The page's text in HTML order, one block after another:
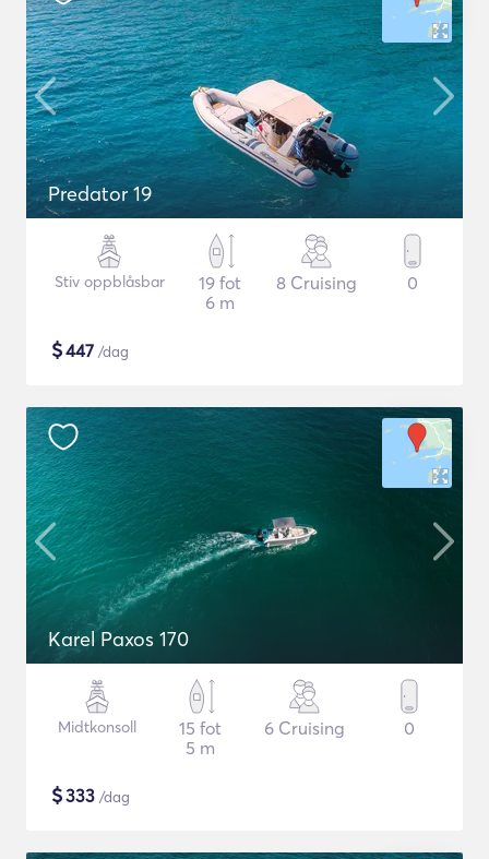
Predator 19
Stiv oppblåsbar
19 fot
6 m
8 Cruising 0
$447 /dag
Karel Paxos 170
Midtkonsoll
15 fot
5 m
6 Cruising 0
$333 /dag